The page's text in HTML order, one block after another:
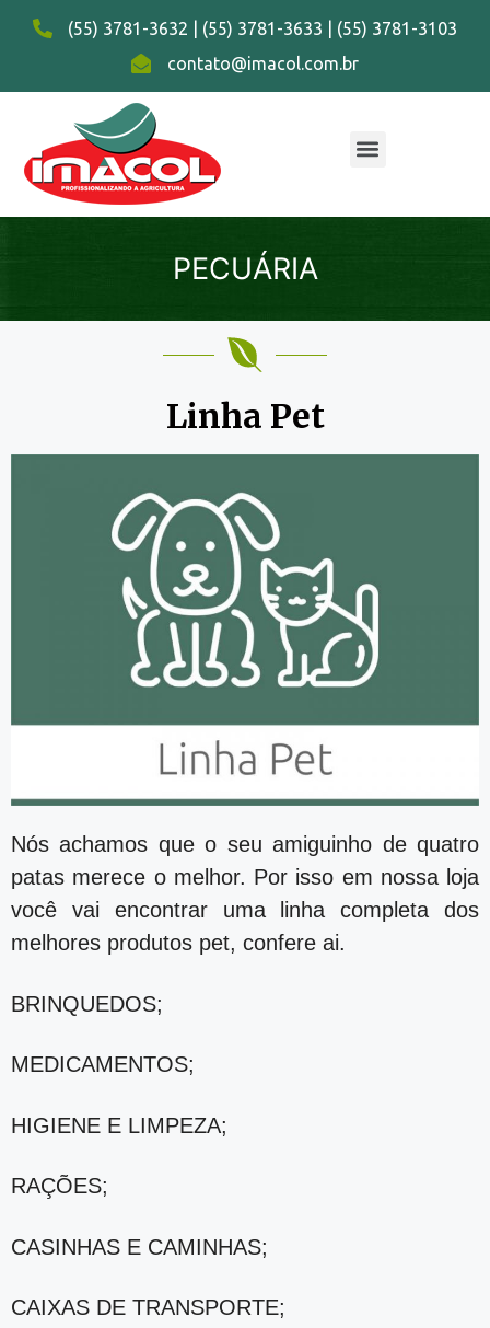
(55) 3781-3632 | (55) 3781-3633 | (55) 3781-3103
contato@imacol.com.br
PECUÁRIA
Linha Pet
Nós achamos que o seu amiguinho de quatro
patas merece o melhor. Por isso em nossa loja
você vai encontrar uma linha completa dos
melhores produtos pet, confere ai.
BRINQUEDOS;
MEDICAMENTOS;
HIGIENE E LIMPEZA;
RAÇÕES;
CASINHAS E CAMINHAS;
CAIXAS DE TRANSPORTE;